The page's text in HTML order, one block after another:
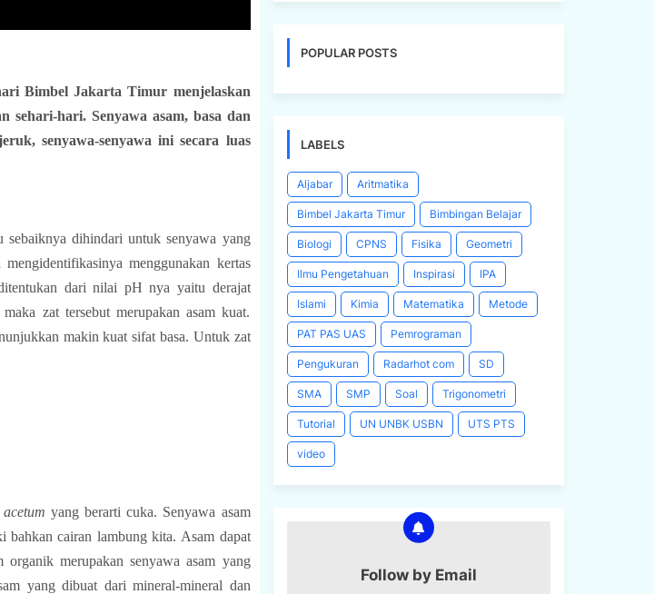
Bimbel Jakarta Timur menjelaskan
sehari-hari.Senyawa asam, basa dan
senyawa-senyawa ini secara luas
sebaiknya dihindari untuk senyawa yang
menggunakan kertas
dari nilai pH nya yaitu derajat
zat tersebut merupakan asam kuat.
makin kuat sifat basa. Untuk zat
acetum yang berarti cuka. Senyawa asam
bahkan cairan lambung kita. Asam dapat
merupakan senyawa asam yang
yang dibuat dari mineral-mineral dan
POPULAR POSTS
LABELS
Aljabar Aritmatika
Bimbel Jakarta Timur Bimbingan Belajar
Biologi CPNS Fisika Geometri
Ilmu Pengetahuan Inspirasi IPA
Islami Kimia Matematika Metode
PAT PAS UAS Pemrograman
Pengukuran Radarhot com SD
SMA SMP Soal Trigonometri
Tutorial UN UNBK USBN UTS PTS
video
Follow by Email